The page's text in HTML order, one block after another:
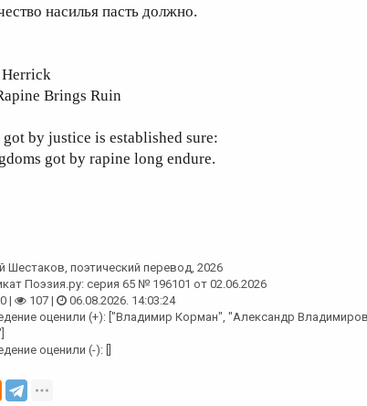
насилья пасть должно.
Brings Ruin
got by justice is established sure:
got by rapine long endure.
Шестаков, поэтический перевод, 2026
Поэзия.ру: серия 65 № 196101 от 02.06.2026
0 | 107 |
06.08.2026. 14:03:24
оценили (+): ["Владимир Корман", "Александр
оценили (-): []